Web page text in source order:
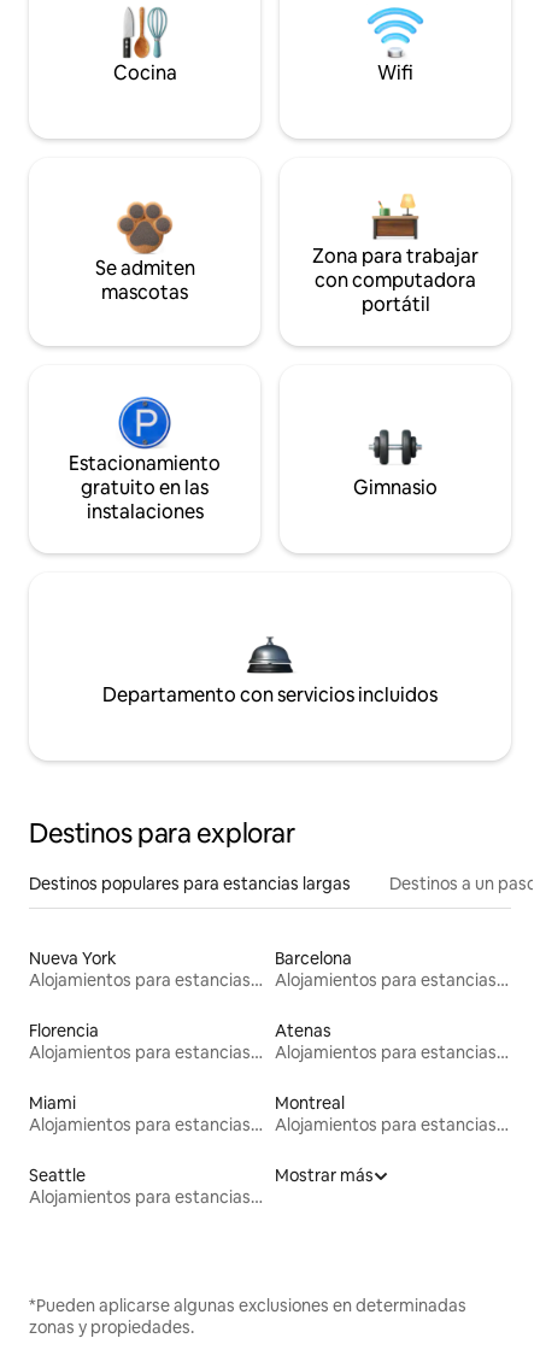
Cocina Wifi
Se admiten
mascotas
Zona para trabajar
con computadora
portátil
Estacionamiento
gratuito en las
instalaciones
Gimnasio
Departamento con servicios incluidos
Destinos para explorar
Destinos populares para estancias largas Destinos a un
Nueva York
Alojamientos para estancias largas
Barcelona
Alojamientos para estancias largas
Florencia
Alojamientos para estancias largas
Atenas
Alojamientos para estancias largas
Miami
Alojamientos para estancias largas
Montreal
Alojamientos para estancias largas
Seattle
Alojamientos para estancias largas
Mostrar más
*Pueden aplicarse algunas exclusiones en determinadas
zonas y propiedades.